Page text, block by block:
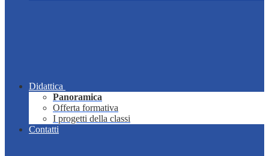
Didattica
Panoramica
Offerta formativa
I progetti della classi
Contatti